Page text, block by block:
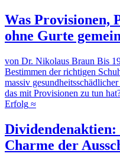
Was Provisionen,
ohne Gurte
von Dr. Nikolaus Braun Bis
Bestimmen der richtigen
massiv
das mit Provisionen zu tun
Erfolg ≈
Charme der